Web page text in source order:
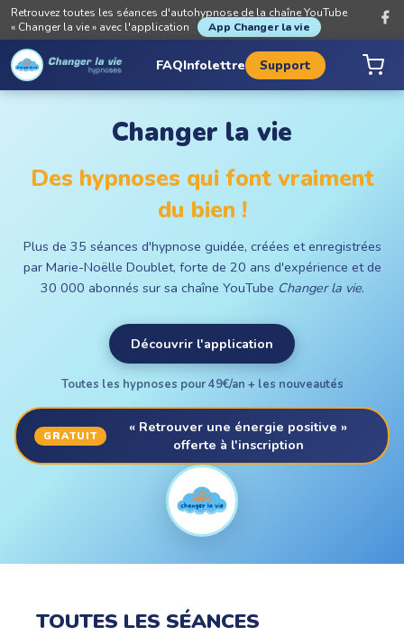
Retrouvez toutes les séances d'autohypnose de la chaîne YouTube
« Changer la vie » avec l'application
App Changer la vie
FAQInfolettre Support
Changer la vie
Des hypnoses qui font vraiment
du bien !
Plus de 35 séances d'hypnose guidée, créées et enregistrées
par Marie-Noëlle Doublet, forte de 20 ans d'expérience et de
30 000 abonnés sur sa chaîne YouTube Changer la vie.
Découvrir l'application
Toutes les hypnoses pour 49€/an + les nouveautés
GRATUIT
« Retrouver une énergie positive »
offerte à l'inscription
TOUTES LES SÉANCES